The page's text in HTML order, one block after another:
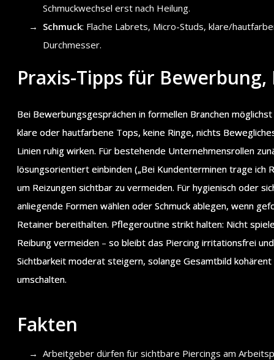
Schmuckwechsel erst nach Heilung.
Schmuck: Flache Labrets, Micro-Studs, klare/
Durchmesser.
Praxis-Tipps für
Bei Bewerbungsgesprächen in formellen Branchen
klare oder hautfarbene Tops, keine Ringe, nichts
Linien ruhig wirken. Für bestehende Unternehmensrollen
lösungsorientiert einbinden („Bei Kundenterminen trage ich
um Reizungen sichtbar zu vermeiden. Für hygienisch oder
anliegende Formen wählen oder Schmuck ablegen, wenn
Retainer bereithalten. Pflegeroutine strikt halten: Nicht
Reibung vermeiden – so bleibt das Piercing irritationsfrei
Sichtbarkeit moderat steigern, solange Gesamtbild
umschalten.
Fakten
Arbeitgeber dürfen für sichtbare Piercings am